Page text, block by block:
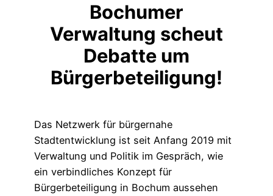
Bochumer
Verwaltung scheut
Debatte um
Bürgerbeteiligung!
Das Netzwerk für bürgernahe
Stadtentwicklung ist seit Anfang 2019 mit
Verwaltung und Politik im Gespräch, wie
ein verbindliches Konzept für
Bürgerbeteiligung in Bochum aussehen